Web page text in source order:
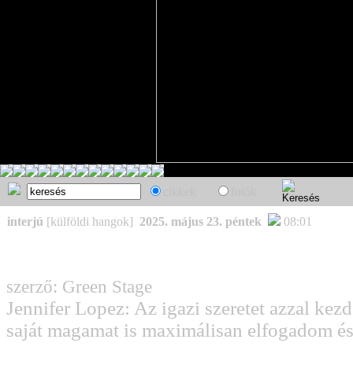
interjú [külföldi hangok] 2025. május 23. péntek 08:01
szerző: Green Stage
Jennifer Lopez: Az igazi szeretet azzal
saját magamat is maximálisan elfogadom